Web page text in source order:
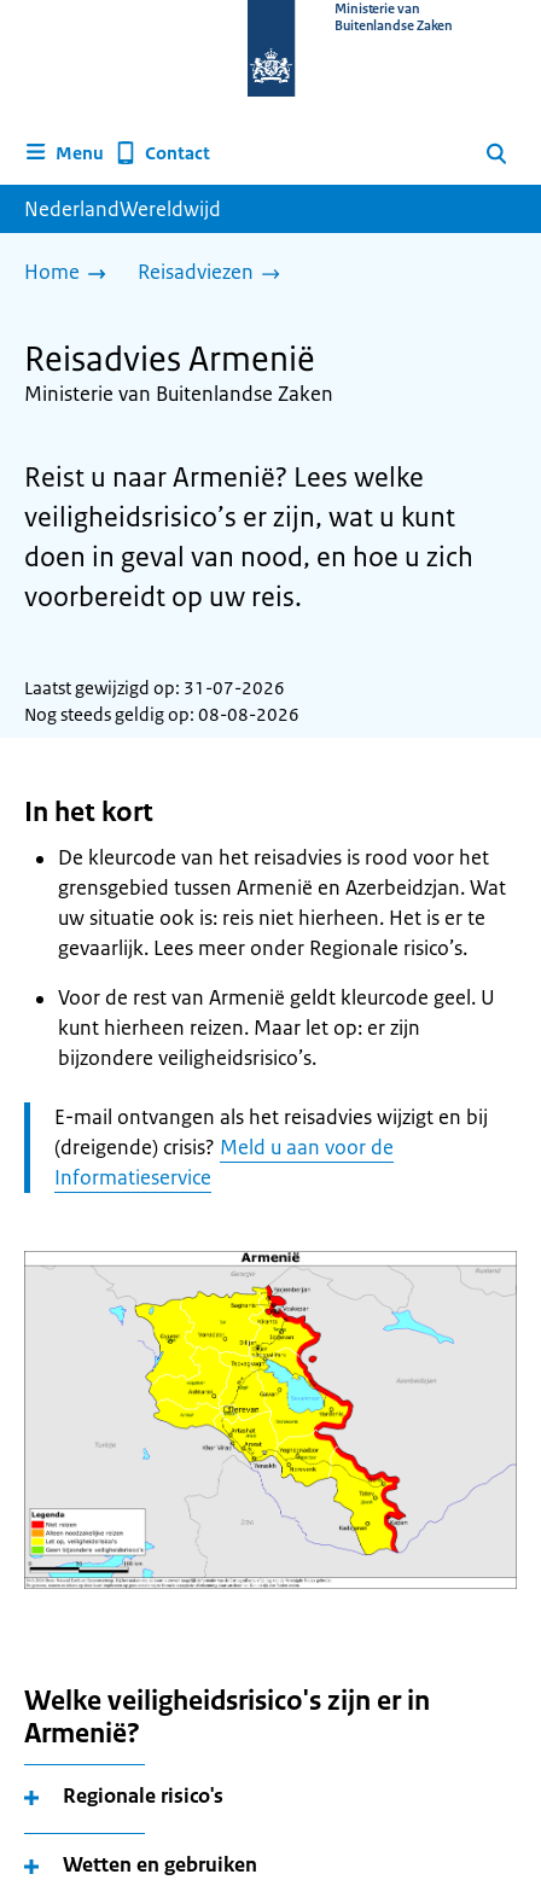
homepage
Ministerie van
Buitenlandse Zaken
Menu Contact Zoeken
NederlandWereldwijd
Home Reisadviezen
Reisadvies Armenië
Ministerie van Buitenlandse Zaken
Reist u naar Armenië? Lees welke
veiligheidsrisico’s er zijn, wat u kunt
doen in geval van nood, en hoe u zich
voorbereidt op uw reis.
Laatst gewijzigd op: 31-07-2026
Nog steeds geldig op: 08-08-2026
In het kort
De kleurcode van het reisadvies is rood voor het
grensgebied tussen Armenië en Azerbeidzjan. Wat
uw situatie ook is: reis niet hierheen. Het is er te
gevaarlijk. Lees meer onder Regionale risico’s.
Voor de rest van Armenië geldt kleurcode geel. U
kunt hierheen reizen. Maar let op: er zijn
bijzondere veiligheidsrisico’s.
Let
op:
E-mail ontvangen als het reisadvies wijzigt en bij
(dreigende) crisis? Meld u aan voor de
Informatieservice
Welke veiligheidsrisico's zijn er in
Armenië?
Regionale risico's
Wetten en gebruiken